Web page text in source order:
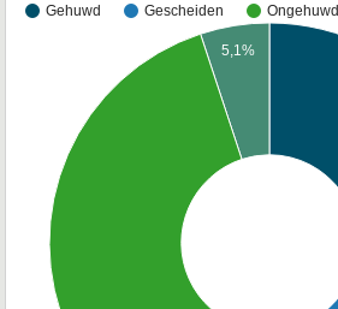
Gehuwd Gescheiden Ongehuwd
5,1%